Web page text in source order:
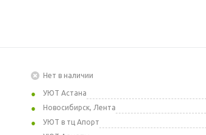
Нет в наличии
УЮТ Астана
Новосибирск, Лента
УЮТ в тц Апорт